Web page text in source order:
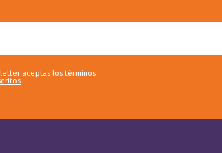
aceptas los términos